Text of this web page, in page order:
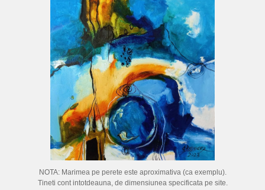
CUM CUMPAR TABLOURI
CUM VAND TABLOURI
CONTACT
NOTA: Marimea pe perete este aproximativa (ca exemplu).
Tineti cont intotdeauna, de dimensiunea specificata pe site.